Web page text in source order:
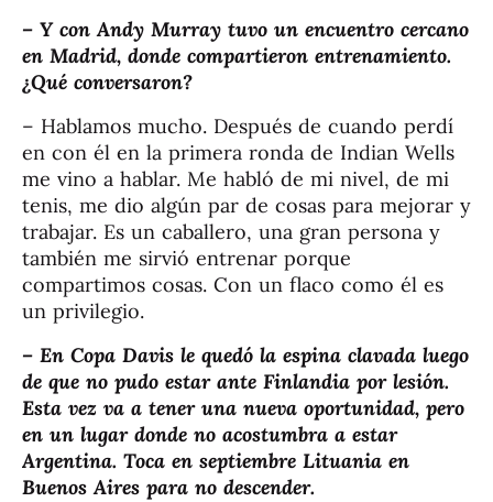
– Y con Andy Murray tuvo un encuentro cercano
en Madrid, donde compartieron entrenamiento.
¿Qué conversaron?
– Hablamos mucho. Después de cuando perdí
en con él en la primera ronda de Indian Wells
me vino a hablar. Me habló de mi nivel, de mi
tenis, me dio algún par de cosas para mejorar y
trabajar. Es un caballero, una gran persona y
también me sirvió entrenar porque
compartimos cosas. Con un flaco como él es
un privilegio.
– En Copa Davis le quedó la espina clavada luego
de que no pudo estar ante Finlandia por lesión.
Esta vez va a tener una nueva oportunidad, pero
en un lugar donde no acostumbra a estar
Argentina. Toca en septiembre Lituania en
Buenos Aires para no descender.